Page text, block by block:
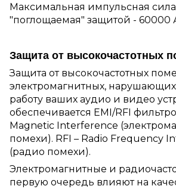
Максимальная импульсная сила
"поглощаемая" защитой - 60000
Защита от высокочастотных
Защита от высокочастотных
электромагнитных,
работу ваших аудио и видео
обеспечивается EMI/RFI
Magnetic Interference
помехи). RFI – Radio Frequency
(радио помехи).
Электромагнитные и
первую очередь влияют на